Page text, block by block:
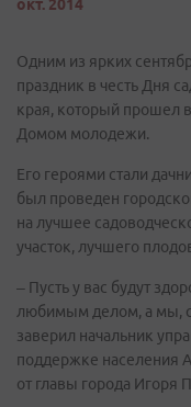
окт. 2014
Одним из ярких
праздник в честь Дня
края, который прошел
Домом молодежи.
Его героями стали
был проведен
на лучшее
участок, лучшего
– Пусть у вас будут
любимым делом, а мы,
заверил начальник
поддержке населения
от главы города Игоря